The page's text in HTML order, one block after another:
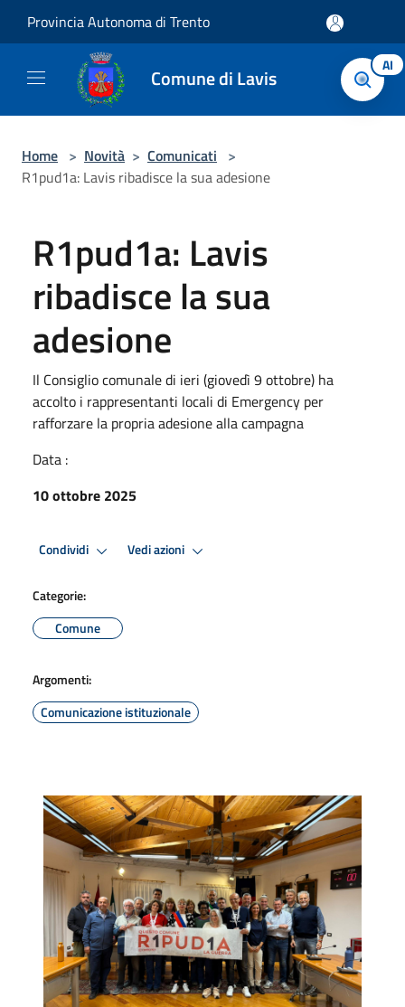
Provincia Autonoma di Trento
Comune di Lavis AI
Home > Novità > Comunicati >
R1pud1a: Lavis ribadisce la sua adesione
R1pud1a: Lavis
ribadisce la sua
adesione
Il Consiglio comunale di ieri (giovedì 9 ottobre) ha
accolto i rappresentanti locali di Emergency per
rafforzare la propria adesione alla campagna
Data :
10 ottobre 2025
Condividi Vedi azioni
Categorie:
Comune
Argomenti:
Comunicazione istituzionale